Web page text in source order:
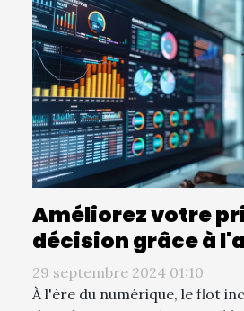
Améliorez votre
décision grâce à
visuelle des
29 septembre 2024 01:10
À l'ère du numérique, le flot